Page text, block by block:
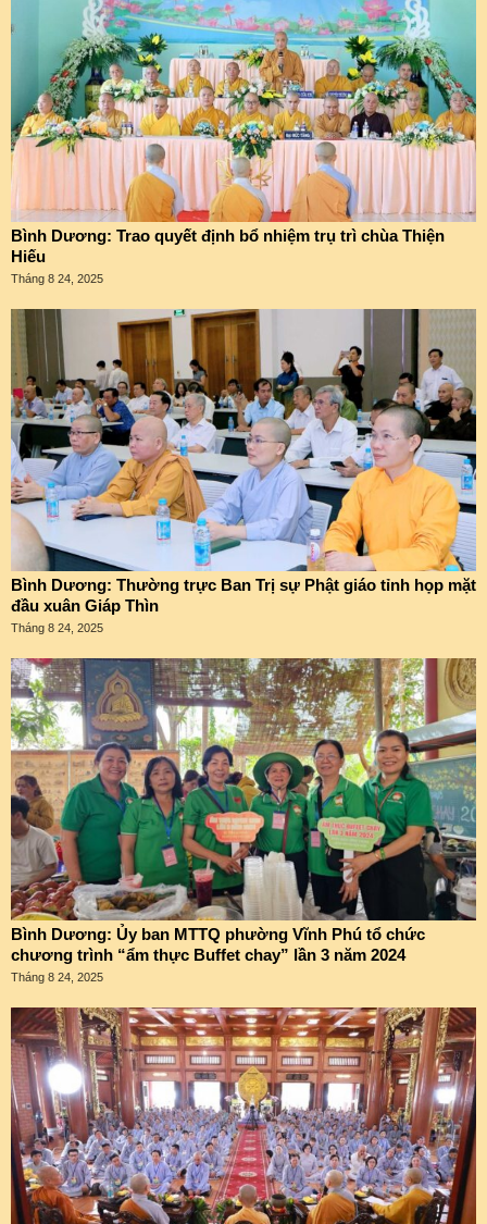
Bình Dương: Trao quyết định bổ nhiệm trụ trì chùa Thiện
Hiếu
Tháng 8 24, 2025
Bình Dương: Thường trực Ban Trị sự Phật giáo tỉnh họp mặt
đầu xuân Giáp Thìn
Tháng 8 24, 2025
Bình Dương: Ủy ban MTTQ phường Vĩnh Phú tổ chức
chương trình “ẩm thực Buffet chay” lần 3 năm 2024
Tháng 8 24, 2025